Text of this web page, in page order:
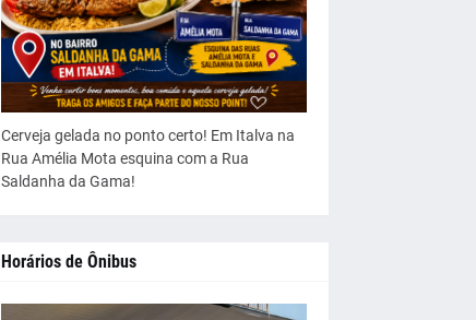
Cerveja gelada no ponto certo! Em Italva na
Rua Amélia Mota esquina com a Rua
Saldanha da Gama!
Horários de Ônibus